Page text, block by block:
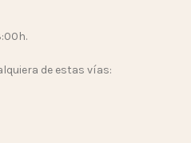
de estas vías: